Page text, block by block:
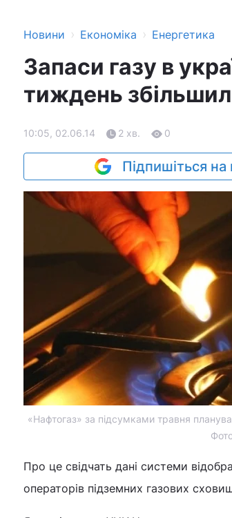
Новини › Економіка › Енергетика
Запаси газу в
тиждень
10:05, 02.06.14 2 хв. 0
Підпишіться на
«Нафтогаз» за підсумками травня
Про це свідчать дані системи
операторів підземних газових